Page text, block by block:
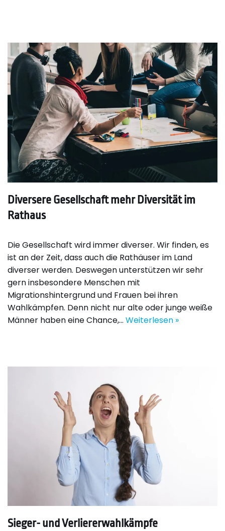
Diversere Gesellschaft mehr Diversität im
Rathaus
Die Gesellschaft wird immer diverser. Wir finden, es
ist an der Zeit, dass auch die Rathäuser im Land
diverser werden. Deswegen unterstützen wir sehr
gern insbesondere Menschen mit
Migrationshintergrund und Frauen bei ihren
Wahlkämpfen. Denn nicht nur alte oder junge weiße
Männer haben eine Chance,… Weiterlesen »
Sieger- und Verliererwahlkämpfe